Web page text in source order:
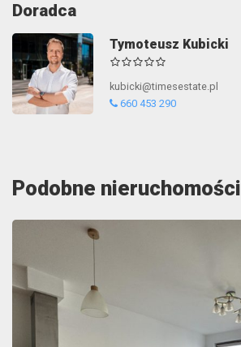
Doradca
Tymoteusz Kubicki
kubicki@timesestate.pl
660 453 290
Podobne nieruchomości